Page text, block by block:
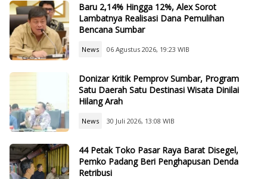
Baru 2,14% Hingga 12%, Alex Sorot
Lambatnya Realisasi Dana Pemulihan
Bencana Sumbar
News 06 Agustus 2026, 19:23 WIB
Donizar Kritik Pemprov Sumbar, Program
Satu Daerah Satu Destinasi Wisata Dinilai
Hilang Arah
News 30 Juli 2026, 13:08 WIB
44 Petak Toko Pasar Raya Barat Disegel,
Pemko Padang Beri Penghapusan Denda
Retribusi